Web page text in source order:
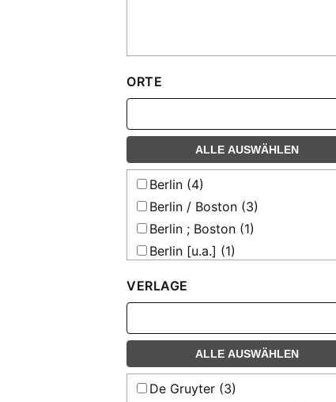
ORTE
ALLE AUSWÄHLEN
Berlin (4)
Berlin / Boston (3)
Berlin ; Boston (1)
Berlin [u.a.] (1)
Stuttgart (79)
VERLAGE
ALLE AUSWÄHLEN
De Gruyter (3)